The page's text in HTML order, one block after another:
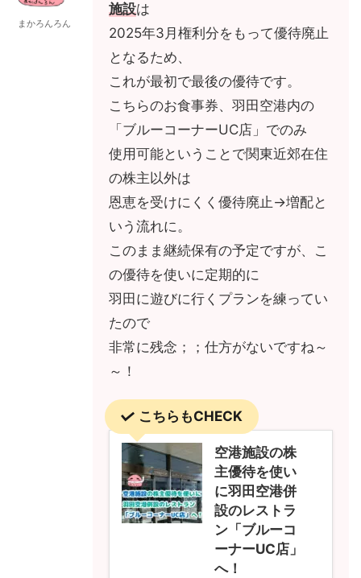
まかろんろん
施設は
2025年3月権利分をもって優待廃止
となるため、
これが最初で最後の優待です。
こちらのお食事券、羽田空港内の
「ブルーコーナーUC店」でのみ
使用可能ということで関東近郊在住
の株主以外は
恩恵を受けにくく優待廃止→増配と
いう流れに。
このまま継続保有の予定ですが、こ
の優待を使いに定期的に
羽田に遊びに行くプランを練ってい
たので
非常に残念；；仕方がないですね～
～！
こちらもCHECK
空港施設の株
主優待を使い
に羽田空港併
設のレストラ
ン「ブルーコ
ーナーUC店」
へ！